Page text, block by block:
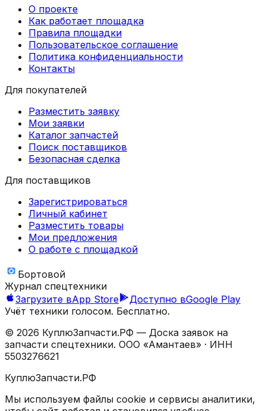
О проекте
Как работает площадка
Правила площадки
Пользовательское соглашение
Политика конфиденциальности
Контакты
Для покупателей
Разместить заявку
Мои заявки
Каталог запчастей
Поиск поставщиков
Безопасная сделка
Для поставщиков
Зарегистрироваться
Личный кабинет
Разместить товары
Мои предложения
О работе с площадкой
Бортовой
Журнал спецтехники
Загрузите вApp Store Доступно вGoogle Play
Учёт техники голосом. Бесплатно.
© 2026 КуплюЗапчасти.РФ — Доска заявок на
запчасти спецтехники. ООО «Амантаев» · ИНН
5503276621
КуплюЗапчасти.РФ
Мы используем файлы cookie и сервисы аналитики,